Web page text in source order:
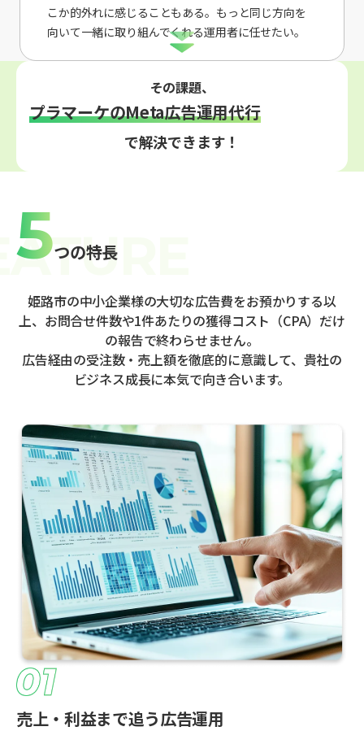
こか的外れに感じることもある。もっと同じ方向を
向いて一緒に取り組んでくれる運用者に任せたい。
その課題、
プラマーケのMeta広告運用代行
で解決できます！
5つの特長
姫路市の中小企業様の大切な広告費をお預かりする以
上、お問合せ件数や1件あたりの獲得コスト（CPA）だけ
の報告で終わらせません。
広告経由の受注数・売上額を徹底的に意識して、貴社の
ビジネス成長に本気で向き合います。
売上・利益まで追う広告運用